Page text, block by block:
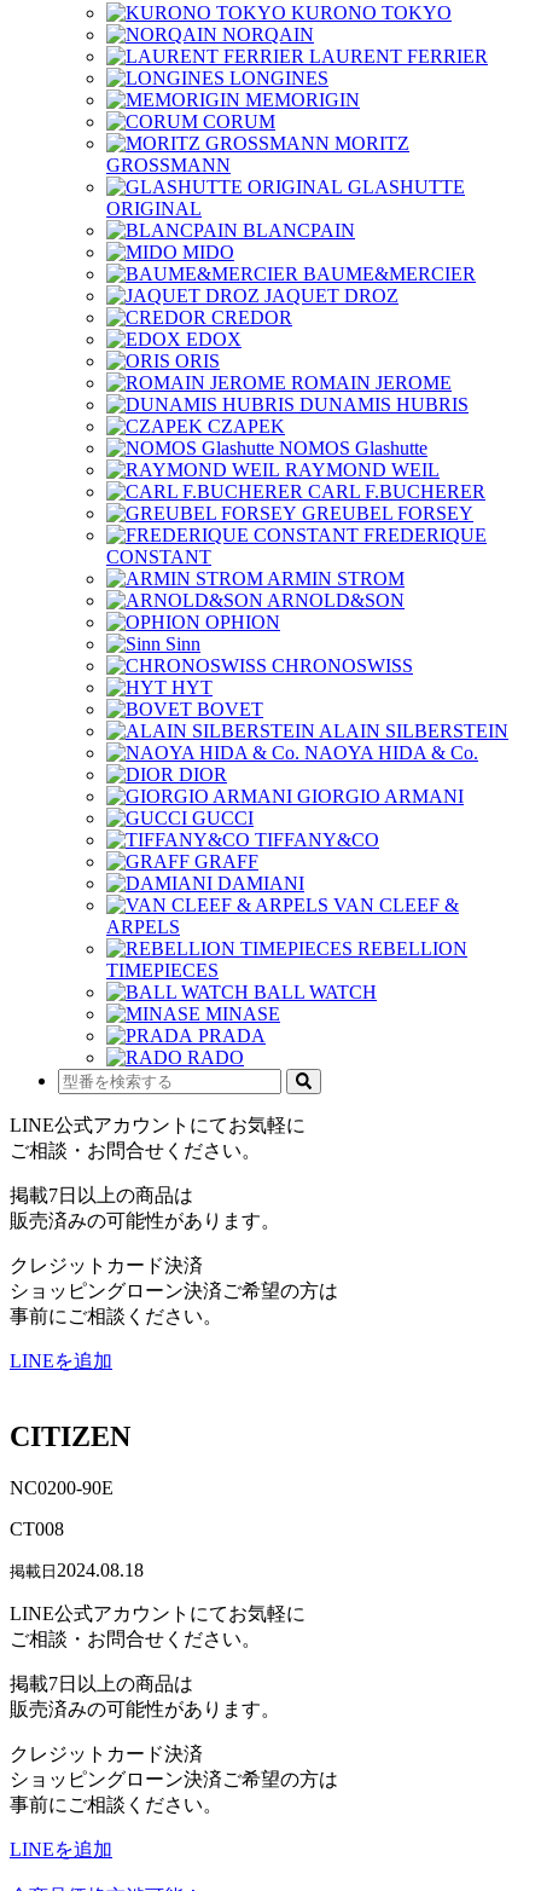
KURONO TOKYO
NORQAIN
LAURENT FERRIER
LONGINES
MEMORIGIN
CORUM
MORITZ
GROSSMANN
GLASHUTTE
ORIGINAL
BLANCPAIN
MIDO
BAUME&MERCIER
JAQUET DROZ
CREDOR
EDOX
ORIS
ROMAIN JEROME
DUNAMIS HUBRIS
CZAPEK
NOMOS Glashutte
RAYMOND WEIL
CARL F.BUCHERER
GREUBEL FORSEY
FREDERIQUE
CONSTANT
ARMIN STROM
ARNOLD&SON
OPHION
Sinn
CHRONOSWISS
HYT
BOVET
ALAIN SILBERSTEIN
NAOYA HIDA & Co.
DIOR
GIORGIO ARMANI
GUCCI
TIFFANY&CO
GRAFF
DAMIANI
VAN CLEEF &
ARPELS
REBELLION
TIMEPIECES
BALL WATCH
MINASE
PRADA
RADO
LINE公式アカウントにてお気軽に
ご相談・お問合せください。
掲載7日以上の商品は
販売済みの可能性があります。
クレジットカード決済
ショッピングローン決済ご希望の方は
事前にご相談ください。
LINEを追加
CITIZEN
NC0200-90E
CT008
掲載日 2024.08.18
LINE公式アカウントにてお気軽に
ご相談・お問合せください。
掲載7日以上の商品は
販売済みの可能性があります。
クレジットカード決済
ショッピングローン決済ご希望の方は
事前にご相談ください。
LINEを追加